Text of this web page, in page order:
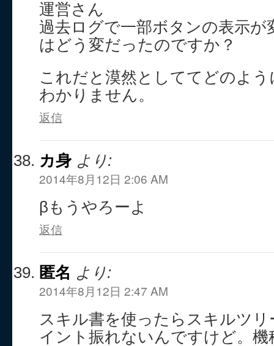
運営さん
過去ログで一部ボタンの表示が
はどう変だったのですか？
これだと漠然としててどのよ
わかりません。
返信
カ身 より:
2014年8月12日 2:06 AM
βもうやろーよ
返信
匿名 より:
2014年8月12日 2:47 AM
スキル書を使ったらスキルツ
イント振れないんですけど。機